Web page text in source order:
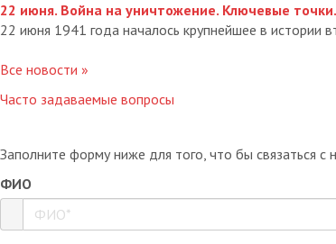
22 июня. Война на уничтожение. Ключевые
22 июня 1941 года началось крупнейшее в истории
Все новости »
Часто задаваемые вопросы
Заполните форму ниже для того, что бы связаться с
ФИО